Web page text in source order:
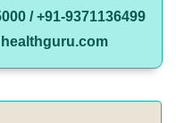
/ +91-9371136499